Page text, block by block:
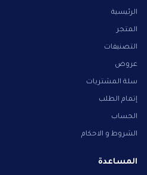
الرئيسية
المتجر
التصنيفات
عروض
سلة المشتريات
إتمام الطلب
الحساب
الشروط و الاحكام
المساعدة